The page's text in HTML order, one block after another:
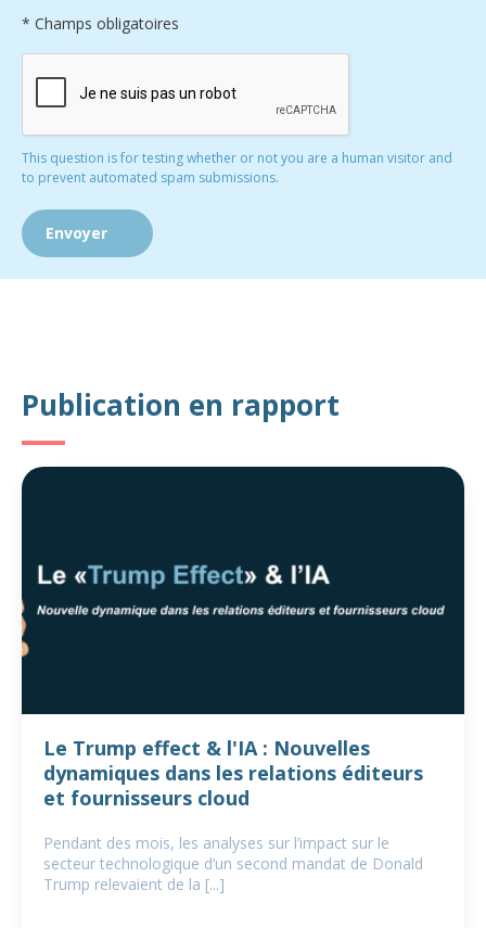
* Champs obligatoires
This question is for testing whether or not you are a human visitor and
to prevent automated spam submissions.
Publication en rapport
Le Trump effect & l'IA : Nouvelles
dynamiques dans les relations éditeurs
et fournisseurs cloud
Pendant des mois, les analyses sur l’impact sur le
secteur technologique d’un second mandat de Donald
Trump relevaient de la [...]